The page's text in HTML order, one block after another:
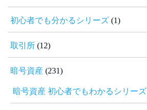
初心者でも分かるシリーズ (1)
取引所 (12)
暗号資産 (231)
暗号資産 初心者でもわかるシリーズ